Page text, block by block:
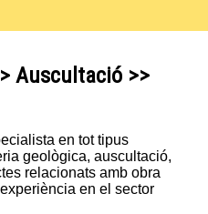
Auscultació >>
en tot tipus
geològica, auscultació,
relacionats amb obra
en el sector